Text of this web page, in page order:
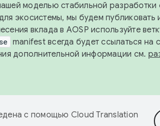
моделью стабильной разработки
экосистемы, мы будем публиковать
вклада в AOSP используйте
manifest всегда будет ссылаться на
дополнительной информации см.
с помощью Cloud Translation